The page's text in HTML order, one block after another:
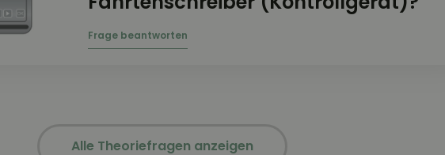
Alle Theoriefragen anzeigen